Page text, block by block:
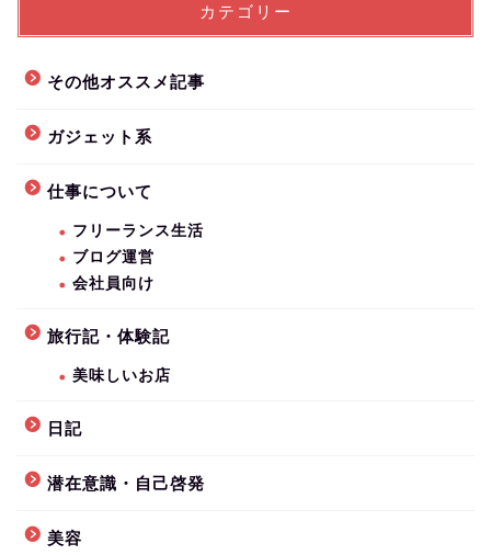
カテゴリー
その他オススメ記事
ガジェット系
仕事について
フリーランス生活
ブログ運営
会社員向け
旅行記・体験記
美味しいお店
日記
潜在意識・自己啓発
美容